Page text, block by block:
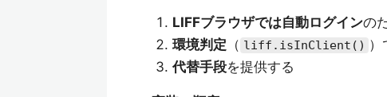
LIFFブラウザでは自動ログインの
環境判定 （ liff.isInClient() ）
代替手段を提供する